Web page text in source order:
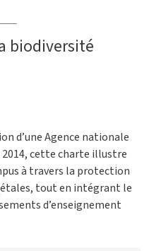
biodiversité
d’une Agence nationale
cette charte illustre
à travers la protection
tout en intégrant le
d’enseignement